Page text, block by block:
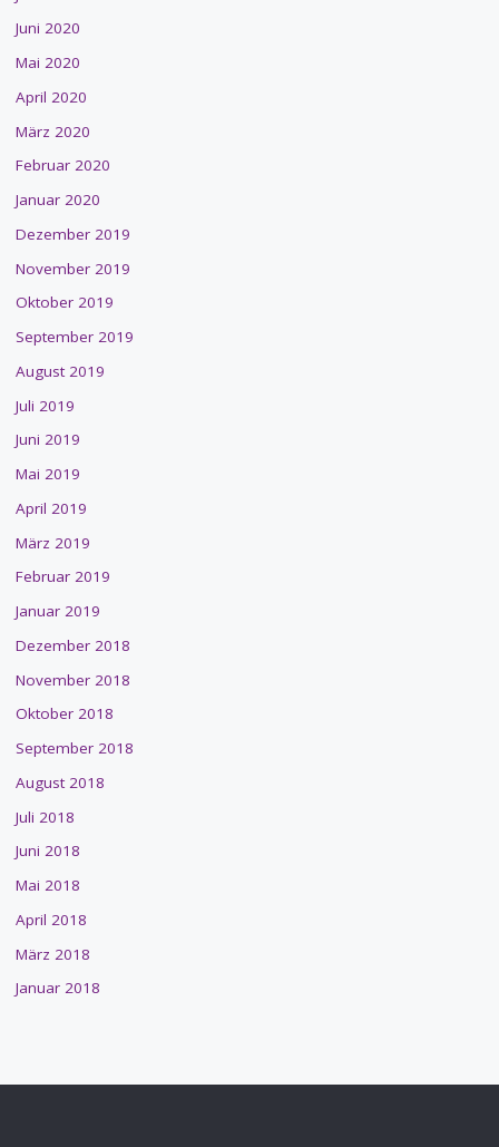
Juni 2020
Mai 2020
April 2020
März 2020
Februar 2020
Januar 2020
Dezember 2019
November 2019
Oktober 2019
September 2019
August 2019
Juli 2019
Juni 2019
Mai 2019
April 2019
März 2019
Februar 2019
Januar 2019
Dezember 2018
November 2018
Oktober 2018
September 2018
August 2018
Juli 2018
Juni 2018
Mai 2018
April 2018
März 2018
Januar 2018